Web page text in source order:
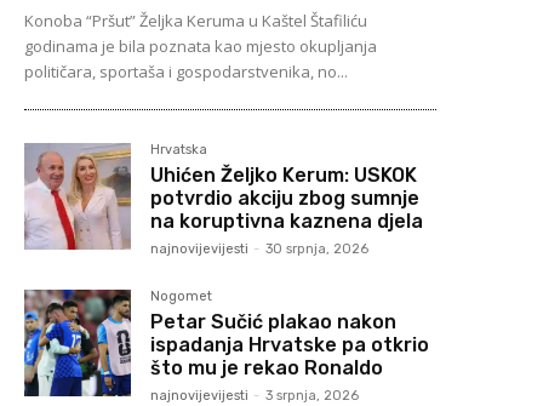
Konoba “Pršut” Željka Keruma u Kaštel Štafiliću
godinama je bila poznata kao mjesto okupljanja
političara, sportaša i gospodarstvenika, no...
Hrvatska
Uhićen Željko Kerum: USKOK
potvrdio akciju zbog sumnje
na koruptivna kaznena djela
najnovijevijesti - 30 srpnja, 2026
Nogomet
Petar Sučić plakao nakon
ispadanja Hrvatske pa otkrio
što mu je rekao Ronaldo
najnovijevijesti - 3 srpnja, 2026